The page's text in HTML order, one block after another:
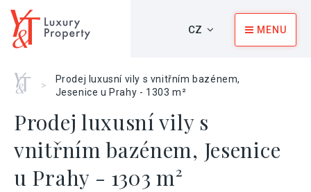
CZ MENU
Home
>
Prodej luxusní vily s vnitřním bazénem,
Jesenice u Prahy - 1303 m²
Prodej luxusní vily s
vnitřním bazénem, Jesenice
u Prahy - 1303 m²